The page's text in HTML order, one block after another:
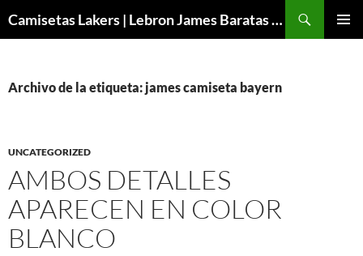
Camisetas Lakers | Lebron James Baratas 2024 – Micamisetanba
Archivo de la etiqueta: james camiseta bayern
UNCATEGORIZED
AMBOS DETALLES
APARECEN EN COLOR
BLANCO